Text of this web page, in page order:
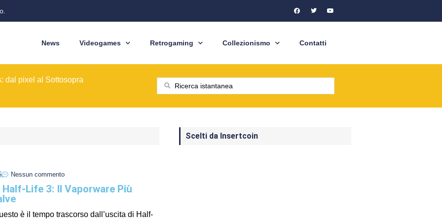
News Videogames Retrogaming Collezionismo Contatti
del modello originale
le sale giochi nel 1989
Cinquant'anni di Avventure
dal pixel al Sottosopra
BioWare
nostre tasche
del modello originale
le sale giochi nel 1989
Nessun commento
Half-Life 3: Il Vaporware Più
è il tempo trascorso dall’uscita di Half-
Scelti da Insertcoin